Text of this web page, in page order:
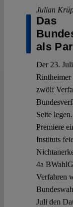
Julian
Das
als
Der 23.
Rintheimer
zwölf
Seite
Premiere
Instituts
4a
Verfahren
Juli den